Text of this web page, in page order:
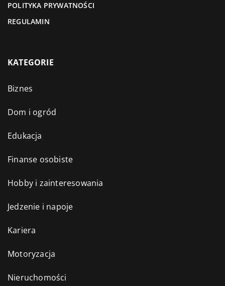
POLITYKA PRYWATNOŚCI
REGULAMIN
KATEGORIE
Biznes
Dom i ogród
Edukacja
Finanse osobiste
Hobby i zainteresowania
Jedzenie i napoje
Kariera
Motoryzacja
Nieruchomości